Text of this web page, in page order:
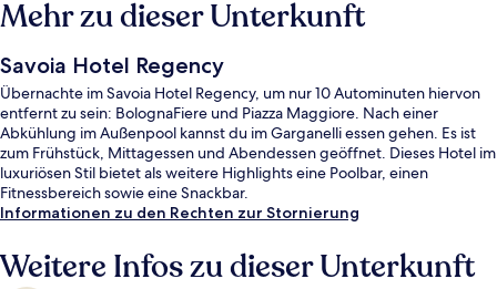
Mehr zu dieser Unterkunft
Savoia Hotel Regency
Übernachte im Savoia Hotel Regency, um nur 10 Autominuten hiervon
entfernt zu sein: BolognaFiere und Piazza Maggiore. Nach einer
Abkühlung im Außenpool kannst du im Garganelli essen gehen. Es ist
zum Frühstück, Mittagessen und Abendessen geöffnet. Dieses Hotel im
luxuriösen Stil bietet als weitere Highlights eine Poolbar, einen
Fitnessbereich sowie eine Snackbar.
Informationen zu den Rechten zur Stornierung
Weitere Infos zu dieser Unterkunft